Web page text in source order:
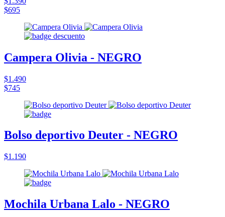
$695
Campera Olivia - NEGRO
$1.490
$745
Bolso deportivo Deuter - NEGRO
$1.190
Mochila Urbana Lalo - NEGRO